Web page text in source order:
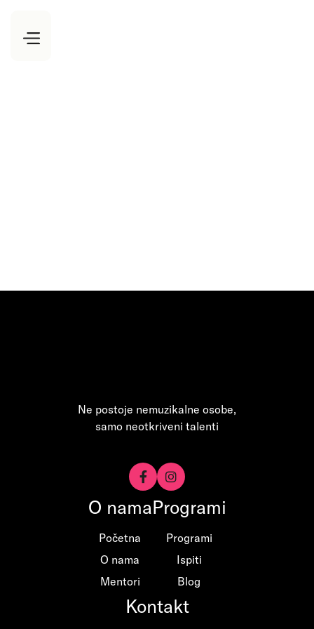
Ne postoje nemuzikalne osobe,
samo neotkriveni talenti
 
O nama
Početna
O nama
Mentori
Programi
Programi
Ispiti
Blog
Kontakt